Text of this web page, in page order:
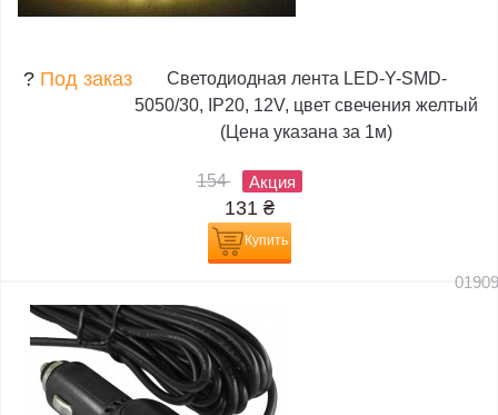
? Под заказ
Светодиодная лента LED-Y-SMD-
5050/30, IP20, 12V, цвет свечения желтый
(Цена указана за 1м)
154 Акция
131 ₴
Купить